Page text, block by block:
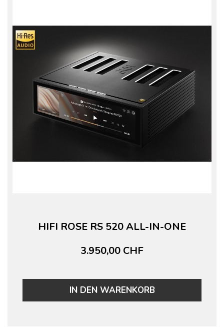
HIFI ROSE RS 520 ALL-IN-ONE
3.950,00 CHF
IN DEN WARENKORB